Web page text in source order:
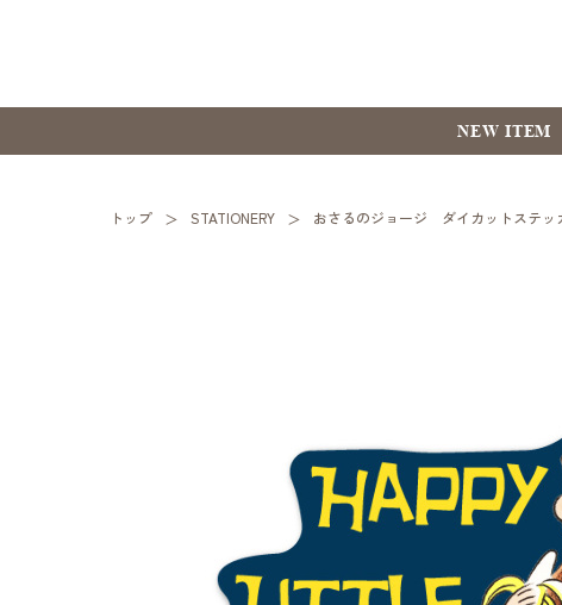
NEW ITEM
トップ STATIONERY おさるのジョージ ダイカットステ